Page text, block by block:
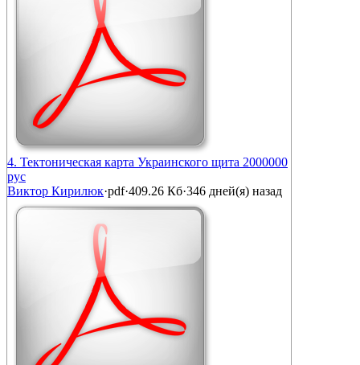
4. Тектоническая карта Украинского щита 2000000
рус
Виктор Кирилюк·pdf·409.26 Кб·346 дней(я) назад